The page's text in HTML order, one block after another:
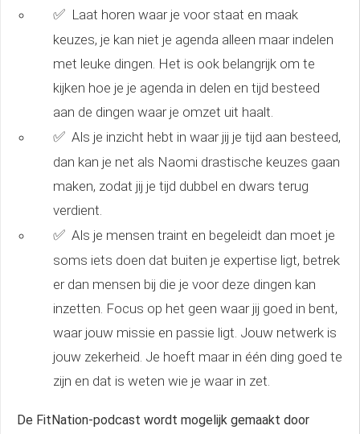
✅ Laat horen waar je voor staat en maak
keuzes, je kan niet je agenda alleen maar indelen
met leuke dingen. Het is ook belangrijk om te
kijken hoe je je agenda in delen en tijd besteed
aan de dingen waar je omzet uit haalt.
✅ Als je inzicht hebt in waar jij je tijd aan besteed,
dan kan je net als Naomi drastische keuzes gaan
maken, zodat jij je tijd dubbel en dwars terug
verdient.
✅ Als je mensen traint en begeleidt dan moet je
soms iets doen dat buiten je expertise ligt, betrek
er dan mensen bij die je voor deze dingen kan
inzetten. Focus op het geen waar jij goed in bent,
waar jouw missie en passie ligt. Jouw netwerk is
jouw zekerheid. Je hoeft maar in één ding goed te
zijn en dat is weten wie je waar in zet.
De FitNation-podcast wordt mogelijk gemaakt door